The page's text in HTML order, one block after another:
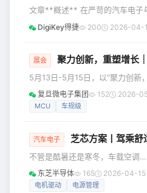
余电源系统的主动式OR连接。
SGM25730Q是一款理想二极管
器，配合外部NMOS可构成低损
护，正向压降为20mV。该方案专
12V电源系统
文章**概述** 在严苛的汽车电子
不仅需要具备高耐压、高可靠性
运行。Microchip 推出的
器件以其宽输入范围、极低静态
工程师打造高效、安全电源系统
会选择 MCP1781？五大核心优势
DigiKey得捷 200 2026-04-
展会 聚力创新，重塑增长｜复旦微电子精彩亮相第五届上海国际充换电与光
5月13日-5月15日，以“聚力创新
增长”为主题的2026第五届上海国
电与光储充展览会在上海汽车会展
电站、光储充、充电运营、电动
核心方向，是一场为充换电产业定
赋能、聚势的年度盛会。 复旦微
团携多款汽车充电桩/枪漏电保护
邀亮相，展台现场客商驻足咨询、
复旦微电子集团 152 2026-
MCU 车规级
汽车电子 芝芯方案丨驾乘舒适不打折！东芝搞定车载
不管是酷暑还是寒冬，车载空调
（HVAC）系统都是驾乘者的“舒适
线”。但你是否遇到过：空调噪音
东芝半导体 165 2026-04-15
电机驱动 电源管理